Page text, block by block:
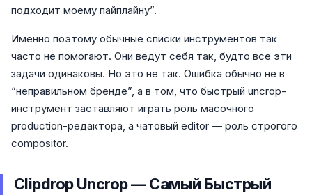
подходит моему пайплайну”.
Именно поэтому обычные списки инструментов так
часто не помогают. Они ведут себя так, будто все эти
задачи одинаковы. Но это не так. Ошибка обычно не в
“неправильном бренде”, а в том, что быстрый uncrop-
инструмент заставляют играть роль масочного
production-редактора, а чатовый editor — роль строгого
compositor.
Clipdrop Uncrop — Самый Быстрый